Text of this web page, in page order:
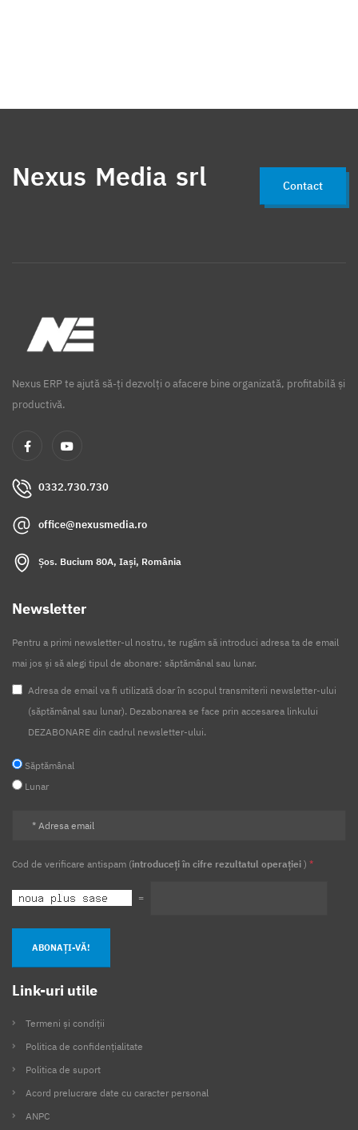
Nexus Media srl Contact
Nexus ERP te ajută să-ți dezvolți o afacere bine organizată, profitabilă și
productivă.
0332.730.730
office@nexusmedia.ro
Șos. Bucium 80A, Iași, România
Newsletter
Pentru a primi newsletter-ul nostru, te rugăm să introduci adresa ta de email
mai jos și să alegi tipul de abonare: săptămânal sau lunar.
Adresa de email va fi utilizată doar în scopul transmiterii newsletter-ului
(săptămânal sau lunar). Dezabonarea se face prin accesarea linkului
DEZABONARE din cadrul newsletter-ului.
Săptămânal
Lunar
Cod de verificare antispam (introduceți în cifre rezultatul operației ) *
=
ABONAȚI-VĂ!
Link-uri utile
Termeni și condiții
Politica de confidențialitate
Politica de suport
Acord prelucrare date cu caracter personal
ANPC